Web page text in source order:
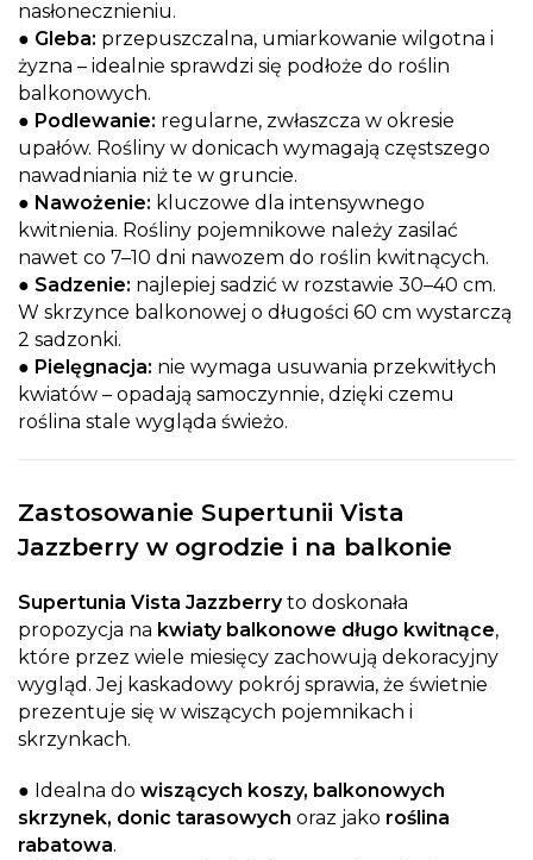
nasłonecznieniu.
● Gleba: przepuszczalna, umiarkowanie wilgotna i
żyzna – idealnie sprawdzi się podłoże do roślin
balkonowych.
● Podlewanie: regularne, zwłaszcza w okresie
upałów. Rośliny w donicach wymagają częstszego
nawadniania niż te w gruncie.
● Nawożenie: kluczowe dla intensywnego
kwitnienia. Rośliny pojemnikowe należy zasilać
nawet co 7–10 dni nawozem do roślin kwitnących.
● Sadzenie: najlepiej sadzić w rozstawie 30–40 cm.
W skrzynce balkonowej o długości 60 cm wystarczą
2 sadzonki.
● Pielęgnacja: nie wymaga usuwania przekwitłych
kwiatów – opadają samoczynnie, dzięki czemu
roślina stale wygląda świeżo.
Zastosowanie Supertunii Vista
Jazzberry w ogrodzie i na balkonie
Supertunia Vista Jazzberryto doskonała
propozycja na kwiaty balkonowe długo kwitnące,
które przez wiele miesięcy zachowują dekoracyjny
wygląd. Jej kaskadowy pokrój sprawia, że świetnie
prezentuje się w wiszących pojemnikach i
skrzynkach.
● Idealna do wiszących koszy, balkonowych
skrzynek, donic tarasowych oraz jako roślina
rabatowa.